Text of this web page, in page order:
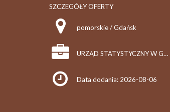
SZCZEGÓŁY OFERTY
pomorskie / Gdańsk
URZĄD STATYSTYCZNY W GDAŃSKU
Data dodania: 2026-08-06